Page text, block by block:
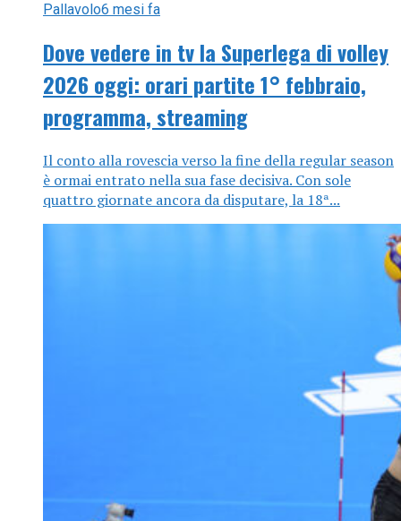
Pallavolo6 mesi fa
Dove vedere in tv la Superlega di volley
2026 oggi: orari partite 1° febbraio,
programma, streaming
Il conto alla rovescia verso la fine della regular season
è ormai entrato nella sua fase decisiva. Con sole
quattro giornate ancora da disputare, la 18ª...